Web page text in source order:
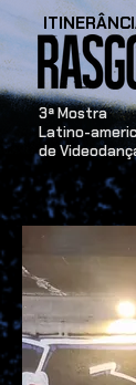
​3ª Mostra
Latino-
de